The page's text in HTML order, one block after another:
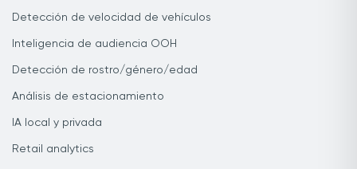
Detección de velocidad de vehículos
Inteligencia de audiencia OOH
Detección de rostro/género/edad
Análisis de estacionamiento
IA local y privada
Retail analytics